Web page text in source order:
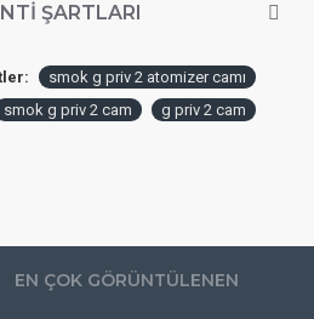
ŞARTLARI
smok g priv 2 atomizer camı
smok g priv 2 cam
g priv 2 cam
EN ÇOK GÖRÜNTÜLENEN